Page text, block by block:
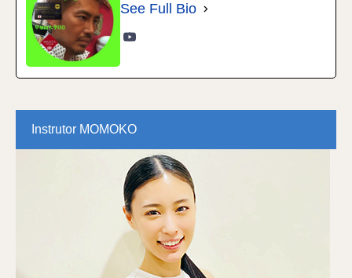
See Full Bio
Instrutor MOMOKO